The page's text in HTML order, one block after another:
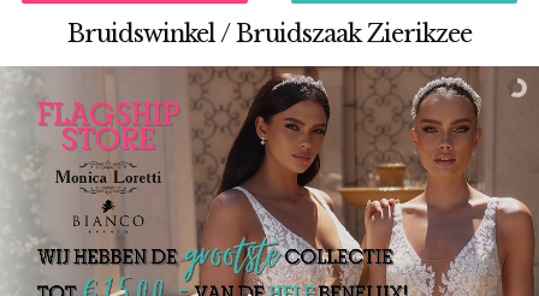
Bruidswinkel / Bruidszaak Zierikzee